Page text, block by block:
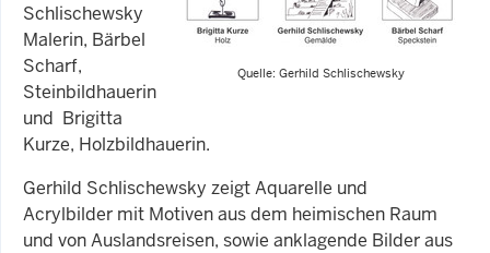
Quelle: Gerhild Schlischewsky
Schlischewsky
Malerin, Bärbel
Scharf,
Steinbildhauerin
und Brigitta
Kurze, Holzbildhauerin.
Gerhild Schlischewsky zeigt Aquarelle und
Acrylbilder mit Motiven aus dem heimischen Raum
und von Auslandsreisen, sowie anklagende Bilder aus